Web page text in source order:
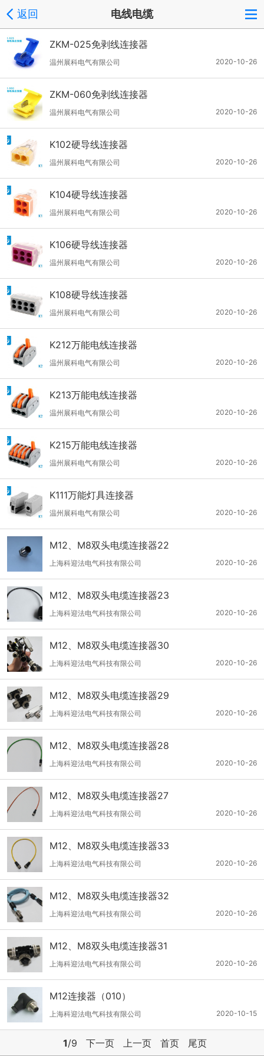
返回 电线电缆
ZKM-025免剥线连接器
2020-10-26
温州展科电气有限公司
ZKM-060免剥线连接器
2020-10-26
温州展科电气有限公司
K102硬导线连接器
2020-10-26
温州展科电气有限公司
K104​硬导线连接器
2020-10-26
温州展科电气有限公司
K106硬导线连接器
2020-10-26
温州展科电气有限公司
K108硬导线连接器
2020-10-26
温州展科电气有限公司
K212万能电线连接器
2020-10-26
温州展科电气有限公司
K213万能电线连接器
2020-10-26
温州展科电气有限公司
K215万能电线连接器
2020-10-26
温州展科电气有限公司
K111万能灯具连接器
2020-10-26
温州展科电气有限公司
M12、M8双头电缆连接器22
2020-10-26
上海科迎法电气科技有限公司
M12、M8双头电缆连接器23
2020-10-26
上海科迎法电气科技有限公司
M12、M8双头电缆连接器30
2020-10-26
上海科迎法电气科技有限公司
M12、M8双头电缆连接器29
2020-10-26
上海科迎法电气科技有限公司
M12、M8双头电缆连接器28
2020-10-26
上海科迎法电气科技有限公司
M12、M8双头电缆连接器27
2020-10-26
上海科迎法电气科技有限公司
M12、M8双头电缆连接器33
2020-10-26
上海科迎法电气科技有限公司
M12、M8双头电缆连接器32
2020-10-26
上海科迎法电气科技有限公司
M12、M8双头电缆连接器31
2020-10-26
上海科迎法电气科技有限公司
M12连接器（010）
2020-10-15
上海科迎法电气科技有限公司
1/9 下一页 上一页 首页 尾页